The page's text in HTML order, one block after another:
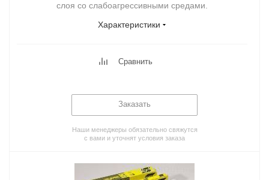
слоя со слабоагрессивными средами.
Характеристики
Сравнить
Заказать
Наши менеджеры обязательно свяжутся
с вами и уточнят условия заказа